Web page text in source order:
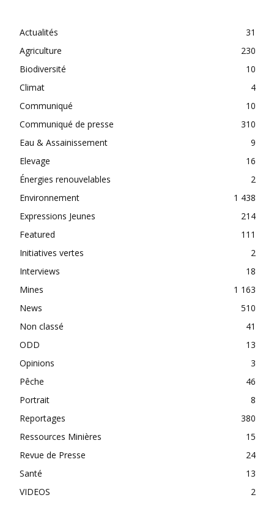
Actualités
31
Agriculture
230
Biodiversité
10
Climat
4
Communiqué
10
Communiqué de presse
310
Eau & Assainissement
9
Elevage
16
Énergies renouvelables
2
Environnement
1 438
Expressions Jeunes
214
Featured
111
Initiatives vertes
2
Interviews
18
Mines
1 163
News
510
Non classé
41
ODD
13
Opinions
3
Pêche
46
Portrait
8
Reportages
380
Ressources Minières
15
Revue de Presse
24
Santé
13
VIDEOS
2